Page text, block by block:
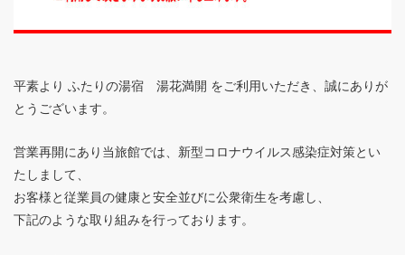
平素より ふたりの湯宿 湯花満開 をご利用いただき、誠にありが
とうございます。
営業再開にあり当旅館では、新型コロナウイルス感染症対策とい
たしまして、
お客様と従業員の健康と安全並びに公衆衛生を考慮し、
下記のような取り組みを行っております。